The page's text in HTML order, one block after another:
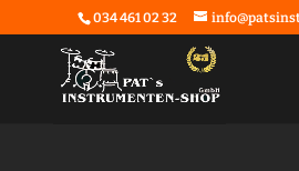
034 461 02 32